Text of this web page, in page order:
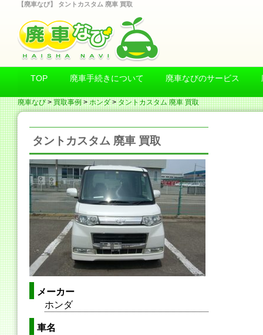
【廃車なび】 タントカスタム 廃車 買取
TOP 廃車手続きについて 廃車なびのサービス
廃車なび>買取事例>ホンダ>タントカスタム 廃車 買取
タントカスタム 廃車 買取
メーカー
ホンダ
車名